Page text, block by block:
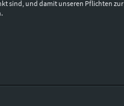
sind, und damit unseren Pflichten zur